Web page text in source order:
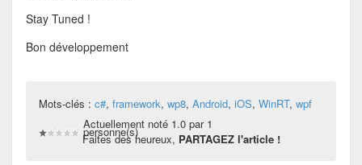
Stay Tuned !
Bon développement
Mots-clés : c#, framework, wp8, Android, iOS, WinRT, wpf
Actuellement noté 1.0 par 1
personne(s)
Faites des heureux, PARTAGEZ l'article !